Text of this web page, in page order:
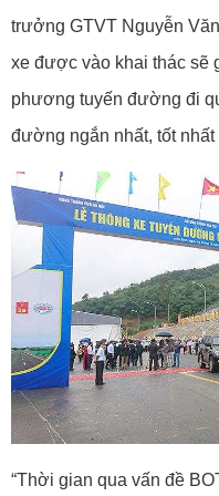
trưởng GTVT Nguyễn
xe được vào khai thác sẽ
phương tuyến đường đi
đường ngắn nhất, tốt
“Thời gian qua vấn đề